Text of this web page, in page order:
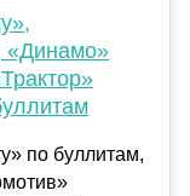
«Динамо»
по буллитам,